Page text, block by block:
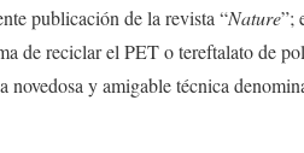
publicación de la revista “Nature”;
de reciclar el PET o tereftalato de
y amigable técnica